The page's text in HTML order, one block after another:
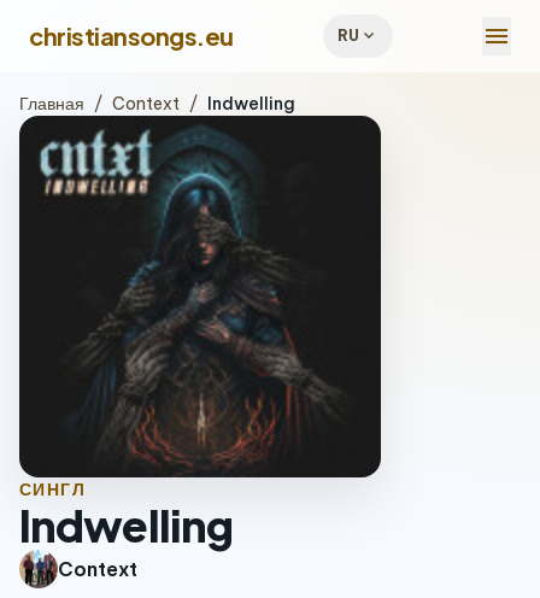
christiansongs.eu RU expand_more menu
Главная / Context / Indwelling
СИНГЛ
Indwelling
Context